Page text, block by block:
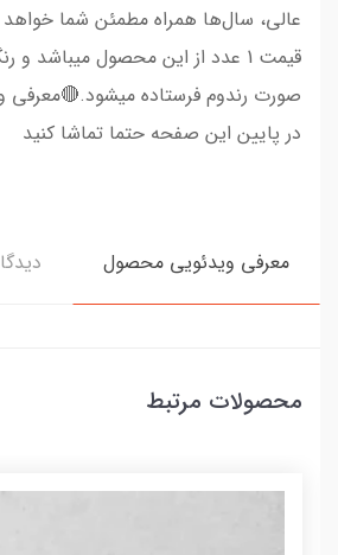
عالی، سال‌ها همراه مطمئن شما
قیمت 1 عدد از این محصول میباشد
صورت رندوم فرستاده میشود.🔴معرفی
در پایین این صفحه حتما تماشا کنید
معرفی ویدئویی محصول
محصولات مرتبط